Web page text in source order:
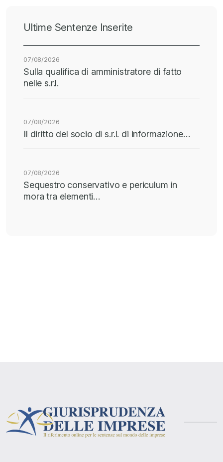
Ultime Sentenze Inserite
07/08/2026
Sulla qualifica di amministratore di fatto
nelle s.r.l.
07/08/2026
Il diritto del socio di s.r.l. di informazione…
07/08/2026
Sequestro conservativo e periculum in
mora tra elementi…